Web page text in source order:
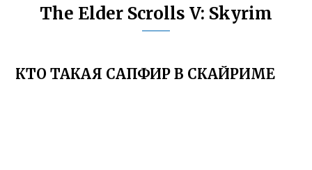
The Elder Scrolls V: Skyrim
КТО ТАКАЯ САПФИР В СКАЙРИМЕ